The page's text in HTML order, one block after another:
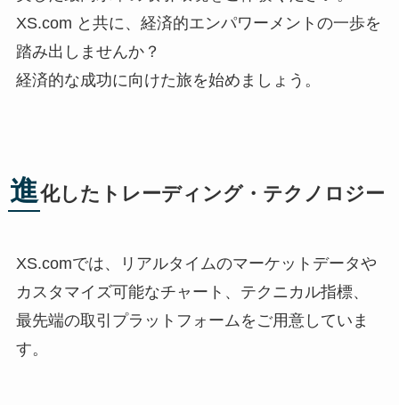
XS.com と共に、経済的エンパワーメントの一歩を
踏み出しませんか？
経済的な成功に向けた旅を始めましょう。
進化したトレーディング・テクノロジー
XS.comでは、リアルタイムのマーケットデータや
カスタマイズ可能なチャート、テクニカル指標、
最先端の取引プラットフォームをご用意していま
す。